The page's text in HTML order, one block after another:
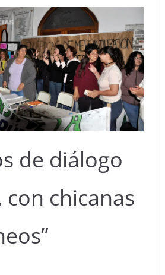
de diálogo
con chicanas